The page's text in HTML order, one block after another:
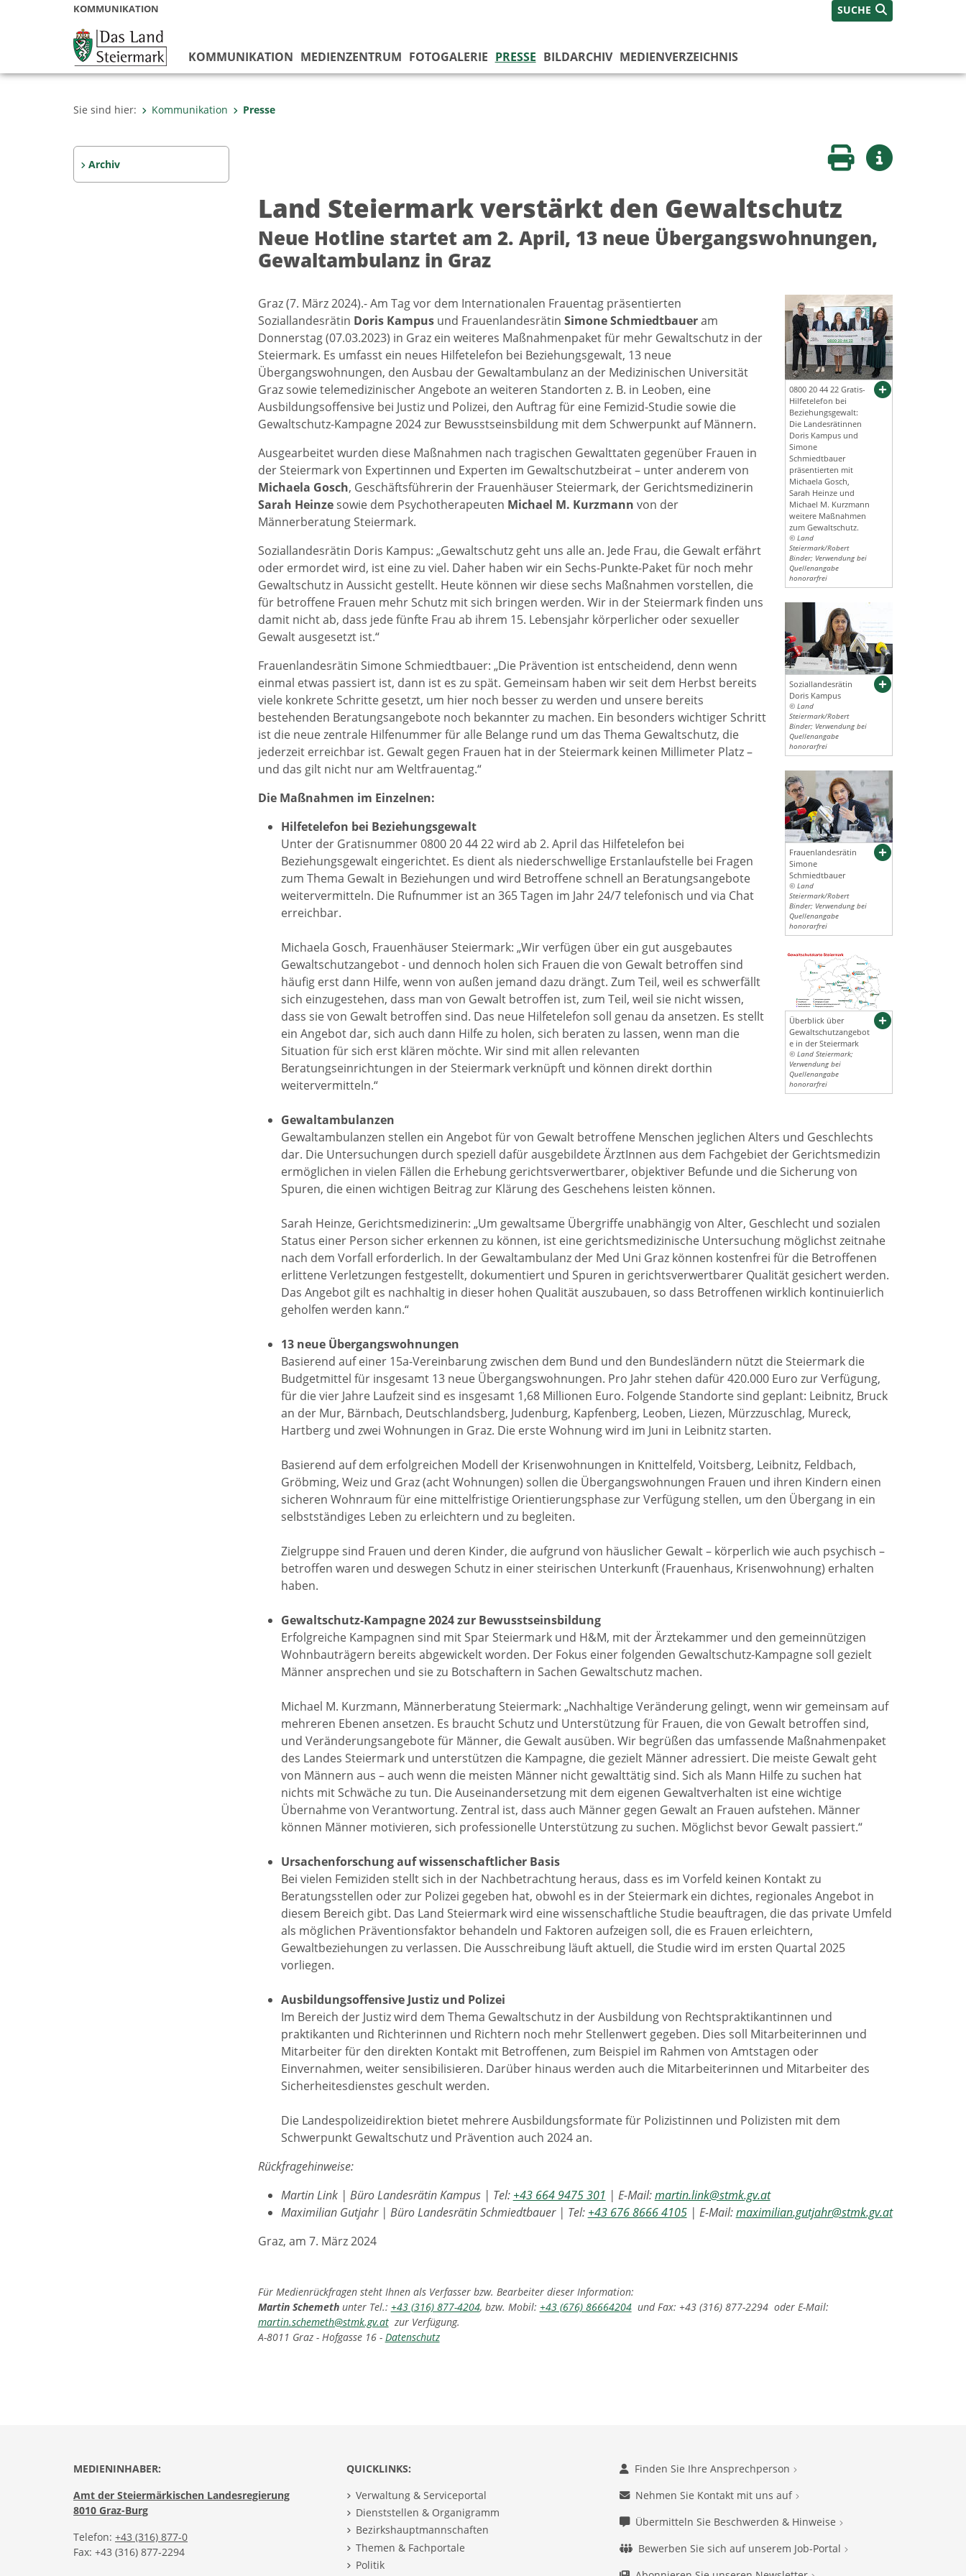
KOMMUNIKATION SUCHE
KOMMUNIKATION MEDIENZENTRUM FOTOGALERIE PRESSE BILDARCHIV MEDIENVERZEICHNIS
Sie sind hier: Kommunikation Presse
Archiv Seite druckenWeitere Infos
Land Steiermark verstärkt den Gewaltschutz
Neue Hotline startet am 2. April, 13 neue Übergangswohnungen,
Gewaltambulanz in Graz
0800 20 44 22 Gratis-
Hilfetelefon bei
Beziehungsgewalt:
Die Landesrätinnen
Doris Kampus und
Simone
Schmiedtbauer
präsentierten mit
Michaela Gosch,
Sarah Heinze und
Michael M. Kurzmann
weitere Maßnahmen
zum Gewaltschutz.
© Land
Steiermark/Robert
Binder; Verwendung bei
Quellenangabe
honorarfrei
Soziallandesrätin
Doris Kampus
© Land
Steiermark/Robert
Binder; Verwendung bei
Quellenangabe
honorarfrei
Frauenlandesrätin
Simone
Schmiedtbauer
© Land
Steiermark/Robert
Binder; Verwendung bei
Quellenangabe
honorarfrei
Überblick über
Gewaltschutzangebot
e in der Steiermark
© Land Steiermark;
Verwendung bei
Quellenangabe
honorarfrei
Graz (7. März 2024).- Am Tag vor dem Internationalen Frauentag präsentierten
Soziallandesrätin Doris Kampusund Frauenlandesrätin Simone Schmiedtbaueram
Donnerstag (07.03.2023) in Graz ein weiteres Maßnahmenpaket für mehr Gewaltschutz in der
Steiermark. Es umfasst ein neues Hilfetelefon bei Beziehungsgewalt, 13 neue
Übergangswohnungen, den Ausbau der Gewaltambulanz an der Medizinischen Universität
Graz sowie telemedizinischer Angebote an weiteren Standorten z. B. in Leoben, eine
Ausbildungsoffensive bei Justiz und Polizei, den Auftrag für eine Femizid-Studie sowie die
Gewaltschutz-Kampagne 2024 zur Bewusstseinsbildung mit dem Schwerpunkt auf Männern.
Ausgearbeitet wurden diese Maßnahmen nach tragischen Gewalttaten gegenüber Frauen in
der Steiermark von Expertinnen und Experten im Gewaltschutzbeirat – unter anderem von
Michaela Gosch, Geschäftsführerin der Frauenhäuser Steiermark, der Gerichtsmedizinerin
Sarah Heinzesowie dem Psychotherapeuten Michael M. Kurzmann von der
Männerberatung Steiermark.
Soziallandesrätin Doris Kampus: „Gewaltschutz geht uns alle an. Jede Frau, die Gewalt erfährt
oder ermordet wird, ist eine zu viel. Daher haben wir ein Sechs-Punkte-Paket für noch mehr
Gewaltschutz in Aussicht gestellt. Heute können wir diese sechs Maßnahmen vorstellen, die
für betroffene Frauen mehr Schutz mit sich bringen werden. Wir in der Steiermark finden uns
damit nicht ab, dass jede fünfte Frau ab ihrem 15. Lebensjahr körperlicher oder sexueller
Gewalt ausgesetzt ist.“
Frauenlandesrätin Simone Schmiedtbauer: „Die Prävention ist entscheidend, denn wenn
einmal etwas passiert ist, dann ist es zu spät. Gemeinsam haben wir seit dem Herbst bereits
viele konkrete Schritte gesetzt, um hier noch besser zu werden und unsere bereits
bestehenden Beratungsangebote noch bekannter zu machen. Ein besonders wichtiger Schritt
ist die neue zentrale Hilfenummer für alle Belange rund um das Thema Gewaltschutz, die
jederzeit erreichbar ist. Gewalt gegen Frauen hat in der Steiermark keinen Millimeter Platz –
und das gilt nicht nur am Weltfrauentag.“
Die Maßnahmen im Einzelnen:
Hilfetelefon bei Beziehungsgewalt
Unter der Gratisnummer 0800 20 44 22 wird ab 2. April das Hilfetelefon bei
Beziehungsgewalt eingerichtet. Es dient als niederschwellige Erstanlaufstelle bei Fragen
zum Thema Gewalt in Beziehungen und wird Betroffene schnell an Beratungsangebote
weitervermitteln. Die Rufnummer ist an 365 Tagen im Jahr 24/7 telefonisch und via Chat
erreichbar.
Michaela Gosch, Frauenhäuser Steiermark: „Wir verfügen über ein gut ausgebautes
Gewaltschutzangebot - und dennoch holen sich Frauen die von Gewalt betroffen sind
häufig erst dann Hilfe, wenn von außen jemand dazu drängt. Zum Teil, weil es schwerfällt
sich einzugestehen, dass man von Gewalt betroffen ist, zum Teil, weil sie nicht wissen,
dass sie von Gewalt betroffen sind. Das neue Hilfetelefon soll genau da ansetzen. Es stellt
ein Angebot dar, sich auch dann Hilfe zu holen, sich beraten zu lassen, wenn man die
Situation für sich erst klären möchte. Wir sind mit allen relevanten
Beratungseinrichtungen in der Steiermark verknüpft und können direkt dorthin
weitervermitteln.“
Gewaltambulanzen
Gewaltambulanzen stellen ein Angebot für von Gewalt betroffene Menschen jeglichen Alters und Geschlechts
dar. Die Untersuchungen durch speziell dafür ausgebildete ÄrztInnen aus dem Fachgebiet der Gerichtsmedizin
ermöglichen in vielen Fällen die Erhebung gerichtsverwertbarer, objektiver Befunde und die Sicherung von
Spuren, die einen wichtigen Beitrag zur Klärung des Geschehens leisten können.
Sarah Heinze, Gerichtsmedizinerin: „Um gewaltsame Übergriffe unabhängig von Alter, Geschlecht und sozialen
Status einer Person sicher erkennen zu können, ist eine gerichtsmedizinische Untersuchung möglichst zeitnahe
nach dem Vorfall erforderlich. In der Gewaltambulanz der Med Uni Graz können kostenfrei für die Betroffenen
erlittene Verletzungen festgestellt, dokumentiert und Spuren in gerichtsverwertbarer Qualität gesichert werden.
Das Angebot gilt es nachhaltig in dieser hohen Qualität auszubauen, so dass Betroffenen wirklich kontinuierlich
geholfen werden kann.“
13 neue Übergangswohnungen
Basierend auf einer 15a-Vereinbarung zwischen dem Bund und den Bundesländern nützt die Steiermark die
Budgetmittel für insgesamt 13 neue Übergangswohnungen. Pro Jahr stehen dafür 420.000 Euro zur Verfügung,
für die vier Jahre Laufzeit sind es insgesamt 1,68 Millionen Euro. Folgende Standorte sind geplant: Leibnitz, Bruck
an der Mur, Bärnbach, Deutschlandsberg, Judenburg, Kapfenberg, Leoben, Liezen, Mürzzuschlag, Mureck,
Hartberg und zwei Wohnungen in Graz. Die erste Wohnung wird im Juni in Leibnitz starten.
Basierend auf dem erfolgreichen Modell der Krisenwohnungen in Knittelfeld, Voitsberg, Leibnitz, Feldbach,
Gröbming, Weiz und Graz (acht Wohnungen) sollen die Übergangswohnungen Frauen und ihren Kindern einen
sicheren Wohnraum für eine mittelfristige Orientierungsphase zur Verfügung stellen, um den Übergang in ein
selbstständiges Leben zu erleichtern und zu begleiten.
Zielgruppe sind Frauen und deren Kinder, die aufgrund von häuslicher Gewalt – körperlich wie auch psychisch –
betroffen waren und deswegen Schutz in einer steirischen Unterkunft (Frauenhaus, Krisenwohnung) erhalten
haben.
Gewaltschutz-Kampagne 2024 zur Bewusstseinsbildung
Erfolgreiche Kampagnen sind mit Spar Steiermark und H&M, mit der Ärztekammer und den gemeinnützigen
Wohnbauträgern bereits abgewickelt worden. Der Fokus einer folgenden Gewaltschutz-Kampagne soll gezielt
Männer ansprechen und sie zu Botschaftern in Sachen Gewaltschutz machen.
Michael M. Kurzmann, Männerberatung Steiermark: „Nachhaltige Veränderung gelingt, wenn wir gemeinsam auf
mehreren Ebenen ansetzen. Es braucht Schutz und Unterstützung für Frauen, die von Gewalt betroffen sind,
und Veränderungsangebote für Männer, die Gewalt ausüben. Wir begrüßen das umfassende Maßnahmenpaket
des Landes Steiermark und unterstützen die Kampagne, die gezielt Männer adressiert. Die meiste Gewalt geht
von Männern aus – auch wenn die meisten Männer nicht gewalttätig sind. Sich als Mann Hilfe zu suchen hat
nichts mit Schwäche zu tun. Die Auseinandersetzung mit dem eigenen Gewaltverhalten ist eine wichtige
Übernahme von Verantwortung. Zentral ist, dass auch Männer gegen Gewalt an Frauen aufstehen. Männer
können Männer motivieren, sich professionelle Unterstützung zu suchen. Möglichst bevor Gewalt passiert.“
Ursachenforschung auf wissenschaftlicher Basis
Bei vielen Femiziden stellt sich in der Nachbetrachtung heraus, dass es im Vorfeld keinen Kontakt zu
Beratungsstellen oder zur Polizei gegeben hat, obwohl es in der Steiermark ein dichtes, regionales Angebot in
diesem Bereich gibt. Das Land Steiermark wird eine wissenschaftliche Studie beauftragen, die das private Umfeld
als möglichen Präventionsfaktor behandeln und Faktoren aufzeigen soll, die es Frauen erleichtern,
Gewaltbeziehungen zu verlassen. Die Ausschreibung läuft aktuell, die Studie wird im ersten Quartal 2025
vorliegen.
Ausbildungsoffensive Justiz und Polizei
Im Bereich der Justiz wird dem Thema Gewaltschutz in der Ausbildung von Rechtspraktikantinnen und
praktikanten und Richterinnen und Richtern noch mehr Stellenwert gegeben. Dies soll Mitarbeiterinnen und
Mitarbeiter für den direkten Kontakt mit Betroffenen, zum Beispiel im Rahmen von Amtstagen oder
Einvernahmen, weiter sensibilisieren. Darüber hinaus werden auch die Mitarbeiterinnen und Mitarbeiter des
Sicherheitesdienstes geschult werden.
Die Landespolizeidirektion bietet mehrere Ausbildungsformate für Polizistinnen und Polizisten mit dem
Schwerpunkt Gewaltschutz und Prävention auch 2024 an.
Rückfragehinweise:
Martin Link | Büro Landesrätin Kampus | Tel: +43 664 9475 301 | E-Mail:martin.link@stmk.gv.at
Maximilian Gutjahr | Büro Landesrätin Schmiedtbauer | Tel: +43 676 8666 4105| E-Mail:maximilian.gutjahr@stmk.gv.at
Graz, am 7. März 2024
Für Medienrückfragen steht Ihnen als Verfasser bzw. Bearbeiter dieser Information:
Martin Schemeth unter Tel.: +43 (316) 877-4204, bzw. Mobil: +43 (676) 86664204und Fax: +43 (316) 877-2294 oder E-Mail:
martin.schemeth@stmk.gv.atzur Verfügung.
A-8011 Graz - Hofgasse 16 - Datenschutz
MEDIENINHABER:
Amt der Steiermärkischen Landesregierung
8010 Graz-Burg
Telefon: +43 (316) 877-0
Fax: +43 (316) 877-2294
QUICKLINKS:
Verwaltung & Serviceportal
Dienststellen & Organigramm
Bezirkshauptmannschaften
Themen & Fachportale
Politik
Finden Sie Ihre Ansprechperson
Nehmen Sie Kontakt mit uns auf
Übermitteln Sie Beschwerden & Hinweise
Bewerben Sie sich auf unserem Job-Portal